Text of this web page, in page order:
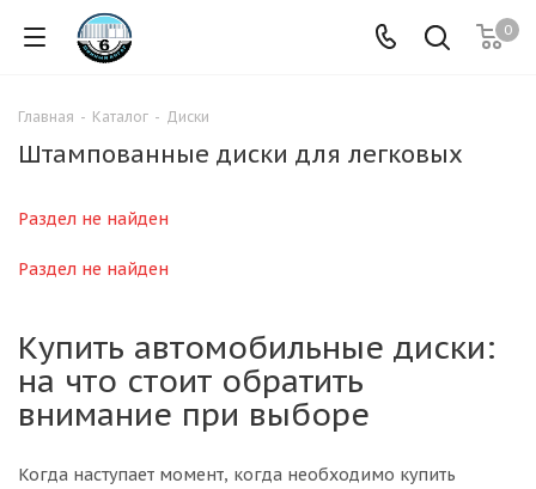
0
Главная - Каталог - Диски
Штампованные диски для легковых
Раздел не найден
Раздел не найден
Купить автомобильные диски:
на что стоит обратить
внимание при выборе
Когда наступает момент, когда необходимо купить